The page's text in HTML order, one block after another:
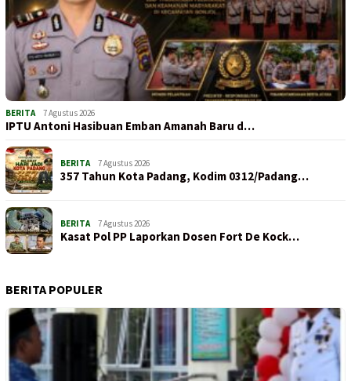
BERITA 7 Agustus 2026
IPTU Antoni Hasibuan Emban Amanah Baru d…
BERITA 7 Agustus 2026
357 Tahun Kota Padang, Kodim 0312/Padang…
BERITA 7 Agustus 2026
Kasat Pol PP Laporkan Dosen Fort De Kock…
BERITA POPULER